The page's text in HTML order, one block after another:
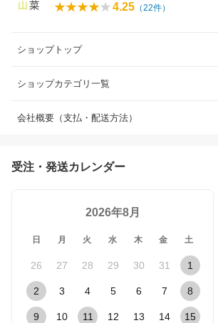
4.25 （22件）
ショップトップ
ショップカテゴリ一覧
会社概要（支払・配送方法）
受注・発送カレンダー
2026年8月
日 月 火 水 木 金 土
26 27 28 29 30 31 1
2 3 4 5 6 7 8
9 10 11 12 13 14 15